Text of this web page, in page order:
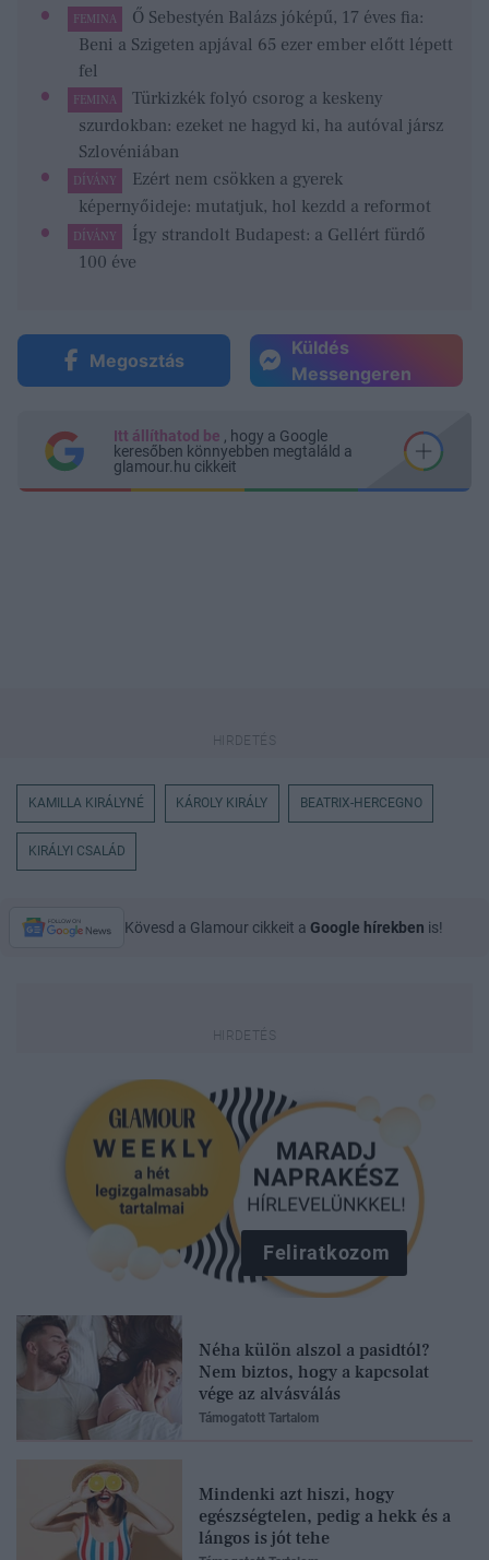
FEMINA
Ő Sebestyén Balázs jóképű, 17 éves fia:
Beni a Szigeten apjával 65 ezer ember előtt lépett
fel
FEMINA
Türkizkék folyó csorog a keskeny
szurdokban: ezeket ne hagyd ki, ha autóval jársz
Szlovéniában
DÍVÁNY
Ezért nem csökken a gyerek
képernyőideje: mutatjuk, hol kezdd a reformot
DÍVÁNY
Így strandolt Budapest: a Gellért fürdő
100 éve
Megosztás
Küldés
Messengeren
Itt állíthatod be , hogy a Google
keresőben könnyebben megtaláld a
glamour.hu cikkeit
KAMILLA KIRÁLYNÉ KÁROLY KIRÁLY BEATRIX-HERCEGNO
KIRÁLYI CSALÁD
Kövesd a Glamour cikkeit a Google hírekben is!
Feliratkozom
Néha külön alszol a pasidtól?
Nem biztos, hogy a kapcsolat
vége az alvásválás
Támogatott Tartalom
Mindenki azt hiszi, hogy
egészségtelen, pedig a hekk és a
lángos is jót tehe